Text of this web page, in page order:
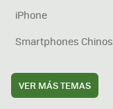
iPhone
Smartphones Chinos
VER MÁS TEMAS